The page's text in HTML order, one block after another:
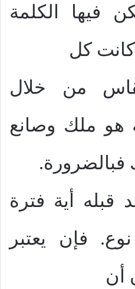
فيها الكلمة
كانت كل
من خلال
هو ملك وصانع
فبالضرورة.
قبله أية فترة
فإن يعتبر
أن